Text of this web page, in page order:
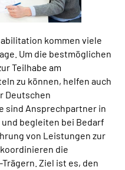
kommen viele
Um die bestmöglichen
Teilhabe am
zu können, helfen auch
Deutschen
sind Ansprechpartner in
begleiten bei Bedarf
von Leistungen zur
die
-Trägern. Ziel ist es, den